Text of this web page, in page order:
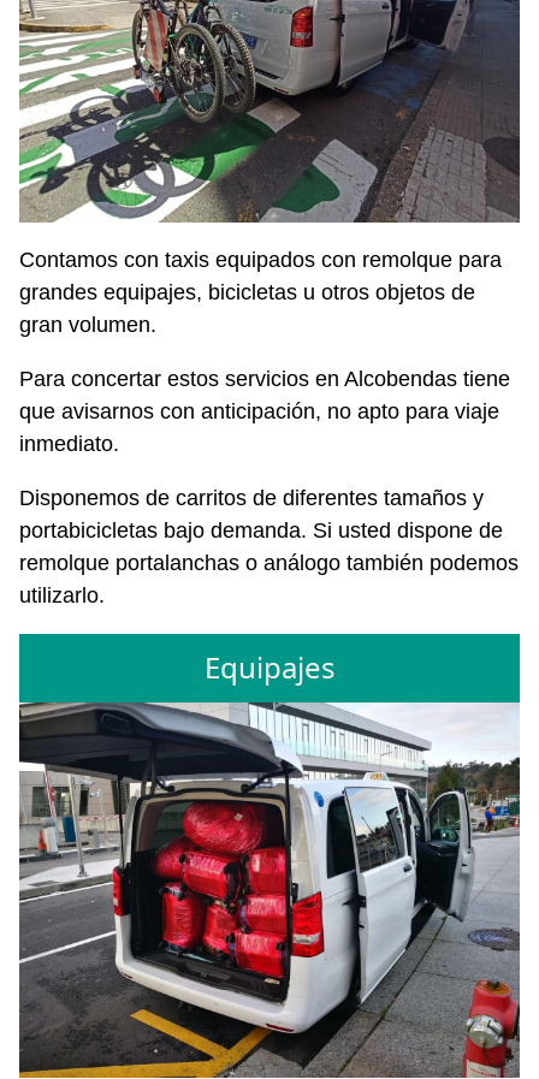
Contamos con taxis equipados con remolque para
grandes equipajes, bicicletas u otros objetos de
gran volumen.
Para concertar estos servicios en Alcobendas tiene
que avisarnos con anticipación, no apto para viaje
inmediato.
Disponemos de carritos de diferentes tamaños y
portabicicletas bajo demanda. Si usted dispone de
remolque portalanchas o análogo también podemos
utilizarlo.
Equipajes